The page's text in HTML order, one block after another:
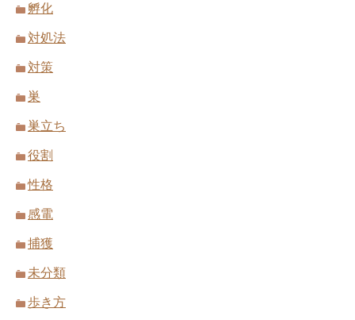
孵化
対処法
対策
巣
巣立ち
役割
性格
感電
捕獲
未分類
歩き方